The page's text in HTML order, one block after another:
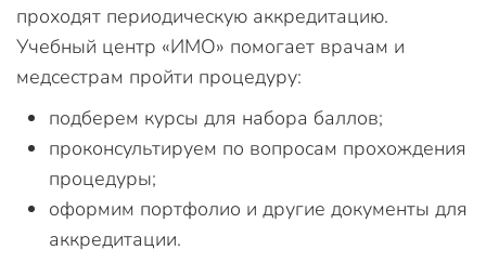
проходят периодическую аккредитацию.
Учебный центр «ИМО» помогает врачам и
медсестрам пройти процедуру:
подберем курсы для набора баллов;
проконсультируем по вопросам прохождения
процедуры;
оформим портфолио и другие документы для
аккредитации.